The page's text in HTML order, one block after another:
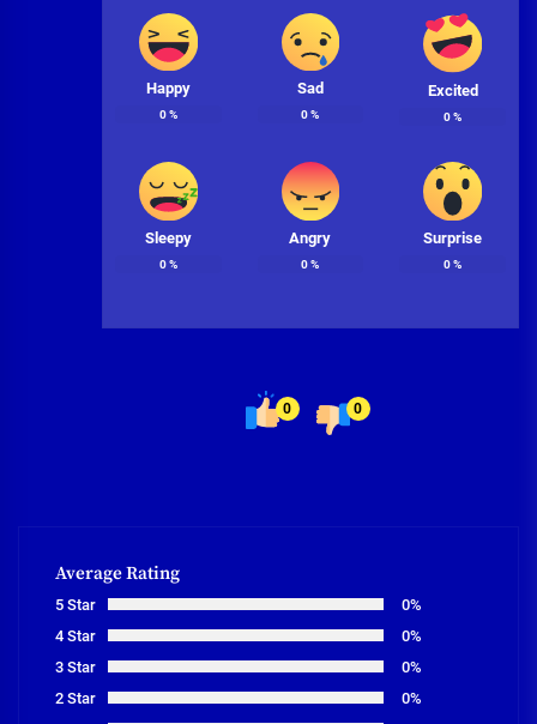
Happy
0%
Sad
0%
Excited
0%
Sleepy
0%
Angry
0%
Surprise
0%
0 0
Average Rating
5 Star
0%
4 Star
0%
3 Star
0%
2 Star
0%